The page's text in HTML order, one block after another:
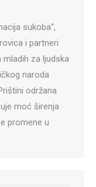
sukoba“,
i partneri
mladih za ljudska
naroda
održana
moć širenja
promene u